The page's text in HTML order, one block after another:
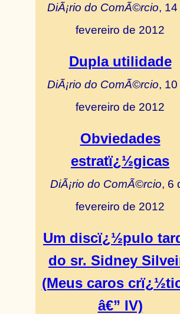
DiÃ¡rio do ComÃ©rcio,
fevereiro de 2012
Dupla utilidade
DiÃ¡rio do ComÃ©rcio,
fevereiro de 2012
Obviedades
estratï¿½gicas
DiÃ¡rio do ComÃ©rcio, 6
fevereiro de 2012
Um discï¿½pulo
do sr. Sidney
(Meus caros
â€” IV)